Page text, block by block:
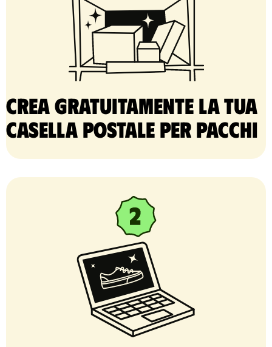
Crea gratuitamente la tua
casella postale per pacchi